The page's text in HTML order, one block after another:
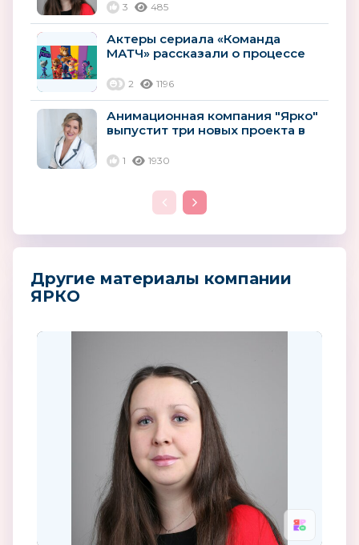
3 485
Актеры сериала «Команда
МАТЧ» рассказали о процессе
2 1196
Анимационная компания "Ярко"
выпустит три новых проекта в
1 1930
Другие материалы компании
ЯРКО